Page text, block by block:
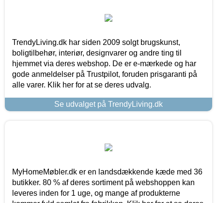
TrendyLiving.dk har siden 2009 solgt brugskunst,
boligtilbehør, interiør, designvarer og andre ting til
hjemmet via deres webshop. De er e-mærkede og har
gode anmeldelser på Trustpilot, foruden prisgaranti på
alle varer. Klik her for at se deres udvalg.
Se udvalget på TrendyLiving.dk
MyHomeMøbler.dk er en landsdækkende kæde med 36
butikker. 80 % af deres sortiment på webshoppen kan
leveres inden for 1 uge, og mange af produkterne